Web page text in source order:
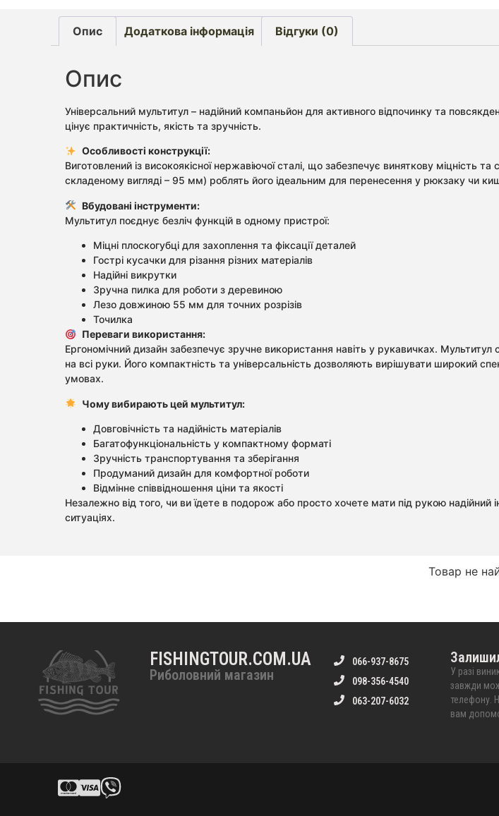
Опис Додаткова інформація Відгуки (0)
Опис
Універсальний мультитул – надійний компаньйон для активного відпочинку та
цінує практичність, якість та зручність.
Особливості конструкції:
Виготовлений із високоякісної нержавіючої сталі, що забезпечує виняткову міцність
складеному вигляді – 95 мм) роблять його ідеальним для перенесення у рюкзаку чи
Вбудовані інструменти:
Мультитул поєднує безліч функцій в одному пристрої:
Міцні плоскогубці для захоплення та фіксації деталей
Гострі кусачки для різання різних матеріалів
Надійні викрутки
Зручна пилка для роботи з деревиною
Лезо довжиною 55 мм для точних розрізів
Точилка
Переваги використання:
Ергономічний дизайн забезпечує зручне використання навіть у рукавичках.
на всі руки. Його компактність та універсальність дозволяють вирішувати широкий
умовах.
Чому вибирають цей мультитул:
Довговічність та надійність матеріалів
Багатофункціональність у компактному форматі
Зручність транспортування та зберігання
Продуманий дизайн для комфортної роботи
Відмінне співвідношення ціни та якості
Незалежно від того, чи ви їдете в подорож або просто хочете мати під рукою
ситуаціях.
Товар не
FISHINGTOUR.COM.UA
Риболовний магазин
066-937-8675
098-356-4540
063-207-6032
У разі
завжди
телефону.
вам